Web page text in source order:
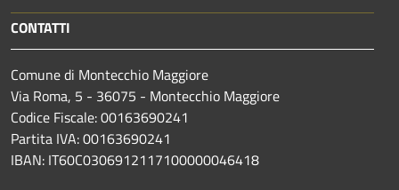
CONTATTI
Comune di Montecchio Maggiore
Via Roma, 5 - 36075 - Montecchio Maggiore
Codice Fiscale: 00163690241
Partita IVA: 00163690241
IBAN: IT60C0306912117100000046418